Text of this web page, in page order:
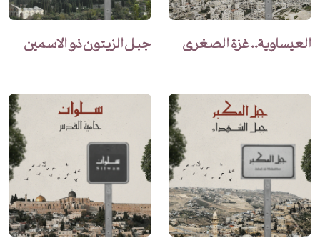
العيساوية.. غزة الصغرى جبل الزيتون ذو الاسمين